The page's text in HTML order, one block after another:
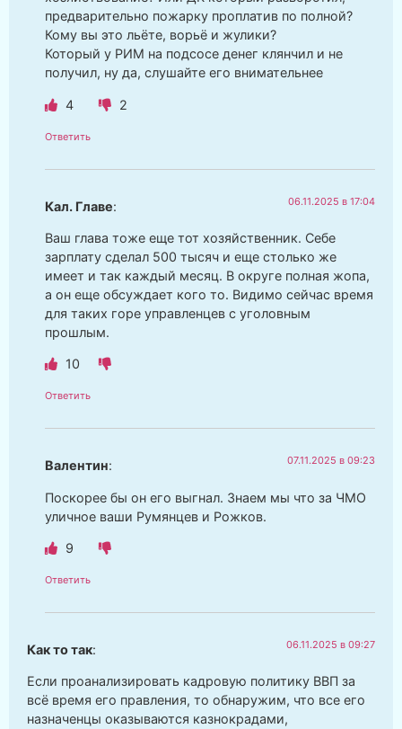
предварительно пожарку проплатив по полной?
Кому вы это льёте, ворьё и жулики?
Который у РИМ на подсосе денег клянчил и не
получил, ну да, слушайте его внимательнее
4 2
Ответить
Кал. Главе: 06.11.2025 в 17:04
Ваш глава тоже еще тот хозяйственник. Себе
зарплату сделал 500 тысяч и еще столько же
имеет и так каждый месяц. В округе полная жопа,
а он еще обсуждает кого то. Видимо сейчас время
для таких горе управленцев с уголовным
прошлым.
10
Ответить
Валентин: 07.11.2025 в 09:23
Поскорее бы он его выгнал. Знаем мы что за ЧМО
уличное ваши Румянцев и Рожков.
9
Ответить
Как то так: 06.11.2025 в 09:27
Если проанализировать кадровую политику ВВП за
всё время его правления, то обнаружим, что все его
назначенцы оказываются казнокрадами,